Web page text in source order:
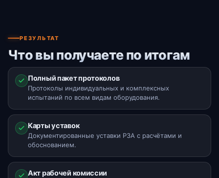
РЕЗУЛЬТАТ
Что вы получаете по итогам
Полный пакет протоколов
Протоколы индивидуальных и комплексных
испытаний по всем видам оборудования.
Карты уставок
Документированные уставки РЗА с расчётами и
обоснованием.
Акт рабочей комиссии